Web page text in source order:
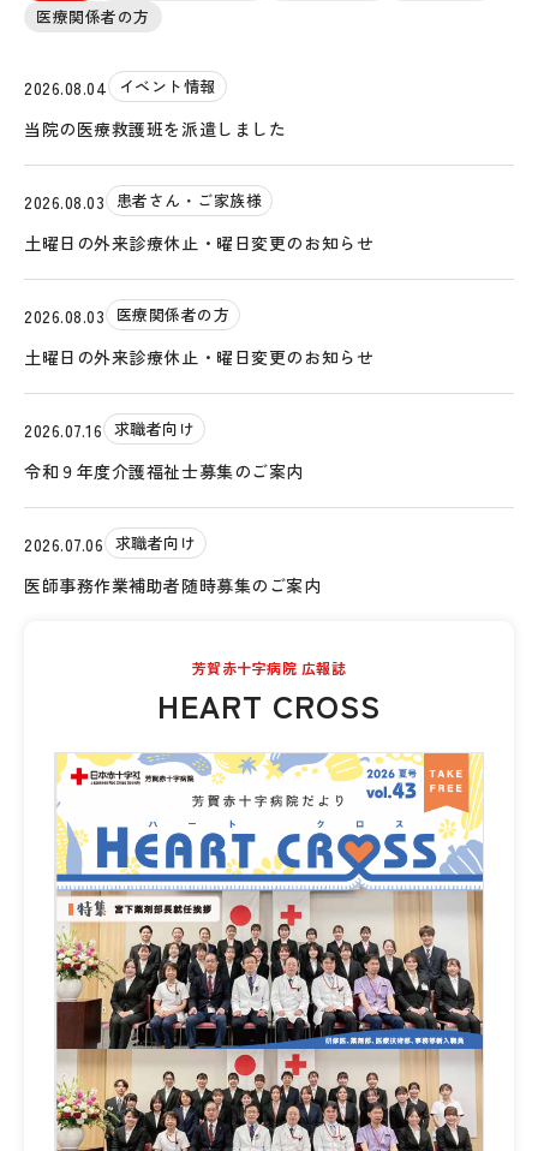
医療関係者の方
2026.08.04 イベント情報
当院の医療救護班を派遣しました
2026.08.03 患者さん・ご家族様
土曜日の外来診療休止・曜日変更のお知らせ
2026.08.03 医療関係者の方
土曜日の外来診療休止・曜日変更のお知らせ
2026.07.16 求職者向け
令和９年度介護福祉士募集のご案内
2026.07.06 求職者向け
医師事務作業補助者随時募集のご案内
芳賀赤十字病院 広報誌
HEART CROSS